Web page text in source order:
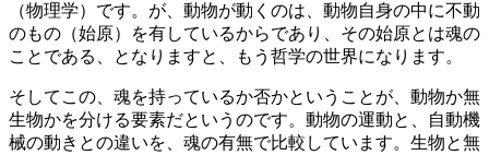
（物理学）です。が、動物が動くのは、動物自身の中に不動
のもの（始原）を有しているからであり、その始原とは魂の
ことである、となりますと、もう哲学の世界になります。
そしてこの、魂を持っているか否かということが、動物か無
生物かを分ける要素だというのです。動物の運動と、自動機
械の動きとの違いを、魂の有無で比較しています。生物と無